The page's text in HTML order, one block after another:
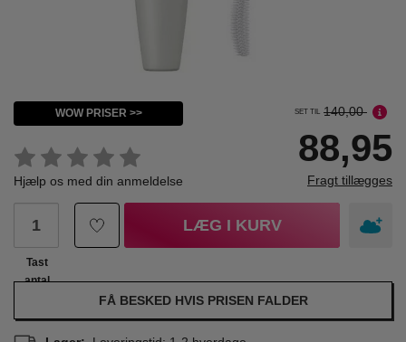
WOW PRISER >>
Hjælp os med din anmeldelse
SET TIL 140,00
88,95
Fragt tillægges
Tast
antal
LÆG I KURV
FÅ BESKED HVIS PRISEN FALDER